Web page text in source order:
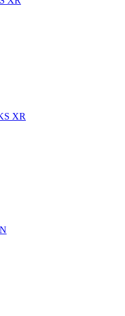
XR